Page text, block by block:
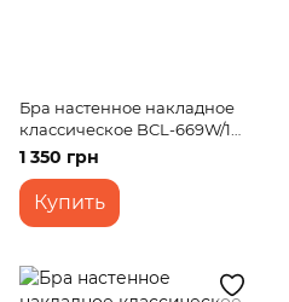
Бра настенное накладное
классическое BCL-669W/1
E14 FGD
1 350 грн
Купить